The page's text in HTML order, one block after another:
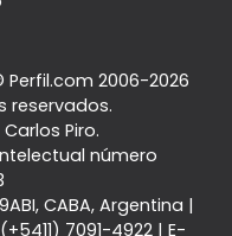
Perfil.com 2006-2026
reservados.
Piro.
número
, CABA, Argentina |
(+5411) 7091-4922| E-